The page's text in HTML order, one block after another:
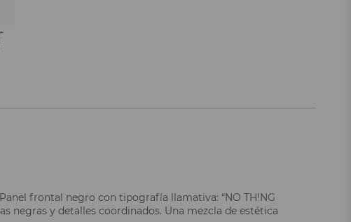
frontal negro con tipografía llamativa: “NO TH!NG
negras y detalles coordinados. Una mezcla de estética